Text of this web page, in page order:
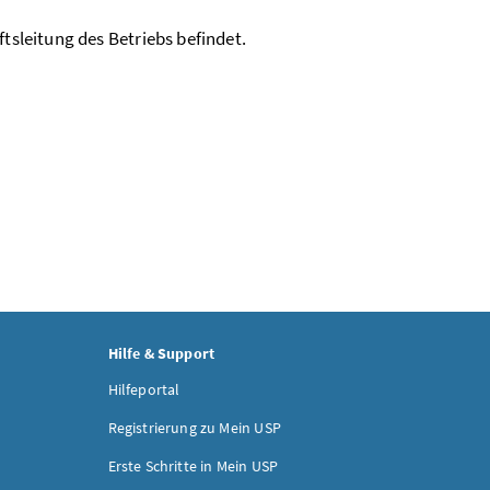
des Betriebs befindet.
Hilfe & Support
Hilfeportal
Registrierung zu Mein USP
Erste Schritte in Mein USP